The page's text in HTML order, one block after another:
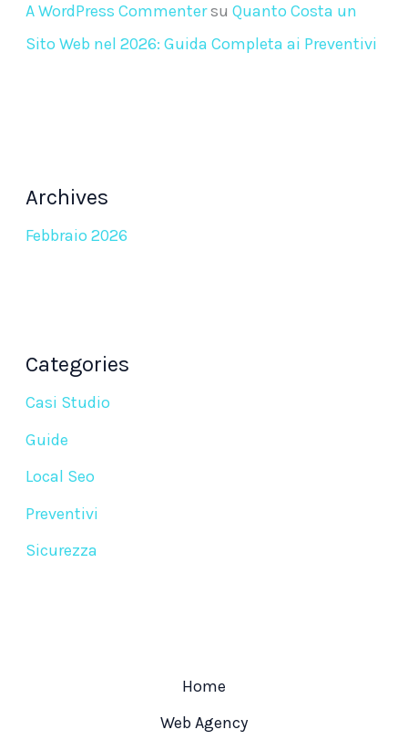
A WordPress Commentersu Quanto Costa un
Sito Web nel 2026: Guida Completa ai Preventivi
Archives
Febbraio 2026
Categories
Casi Studio
Guide
Local Seo
Preventivi
Sicurezza
Home
Web Agency